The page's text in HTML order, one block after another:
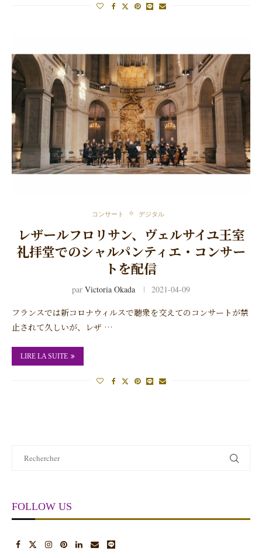
コンサート デジタル
レザールフロリサン、ヴェルサイユ王室
礼拝堂でのシャルパンティエ・コンサー
トを配信
par Victoria Okada 2021-04-09
フランスでは新コロナウィルスで聴衆を交えてのコンサートが禁
止されて久しいが、レザ …
LIRE LA SUITE
FOLLOW US